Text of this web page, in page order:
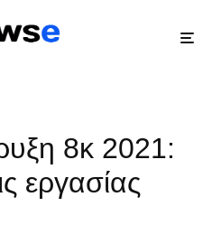
8κ 2021:
εργασίας